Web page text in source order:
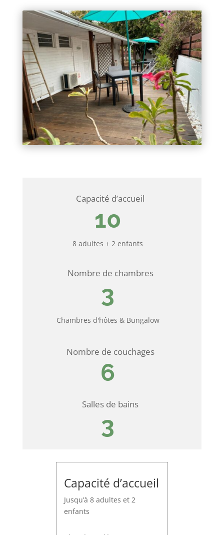
Capacité d’accueil
10
8 adultes + 2 enfants
Nombre de chambres
3
Chambres d'hôtes & Bungalow
Nombre de couchages
6
Salles de bains
3
Capacité d’accueil
Jusqu’à 8 adultes et 2
enfants